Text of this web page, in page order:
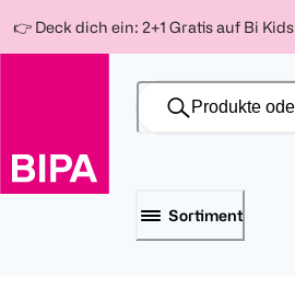
-10%
Für
150 Ös
-15%
Für
300 Ös
-20%
Für
500 Ös
zum
👉 Deck dich ein: 2+1 Gratis auf Bi Kids
Sortiment